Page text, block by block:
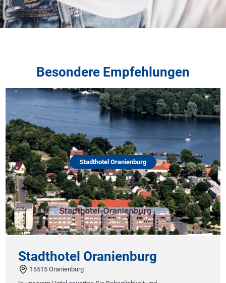
Besondere Empfehlungen
Stadthotel Oranienburg
Stadthotel Oranienburg
16515 Oranienburg